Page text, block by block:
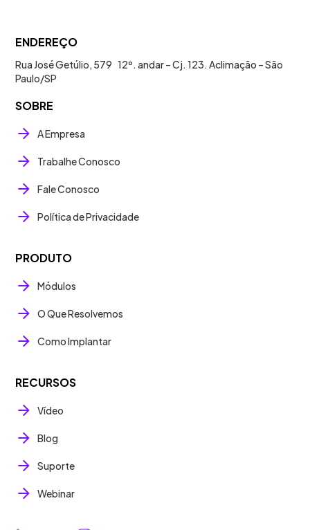
ENDEREÇO
Rua José Getúlio, 579 12º. andar – Cj. 123. Aclimação – São
Paulo/SP
SOBRE
A Empresa
Trabalhe Conosco
Fale Conosco
Política de Privacidade
PRODUTO
Módulos
O Que Resolvemos
Como Implantar
RECURSOS
Vídeo
Blog
Suporte
Webinar